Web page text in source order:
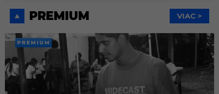
PREMIUM VIAC >
PREMI
UM